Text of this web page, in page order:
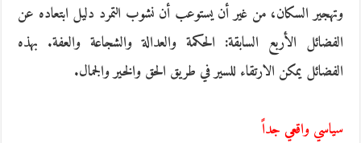
وتهجير السكان، من غير أن يستوعب أن نشوب التمرد دليل ابتعاده عن
الفضائل الأربع السابقة: الحكمة والعدالة والشجاعة والعفة. بهذه
الفضائل يمكن الارتقاء للسير في طريق الحق والخير والجمال.
سياسي واقعي جداً